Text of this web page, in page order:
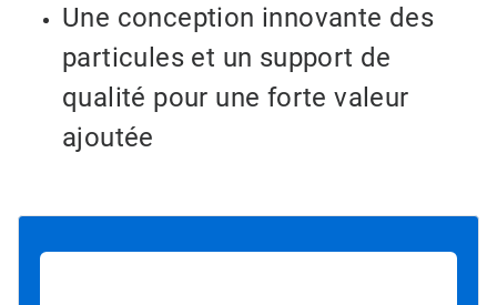
Une conception innovante des
particules et un support de
qualité pour une forte valeur
ajoutée